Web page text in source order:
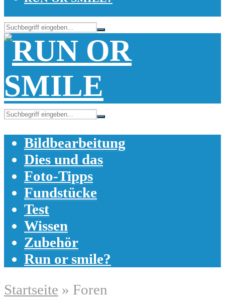
Bildbearbeitung
Dies und das
Foto-Tipps
Fundstücke
Test
Wissen
Zubehör
Run or smile?
Startseite » Foren